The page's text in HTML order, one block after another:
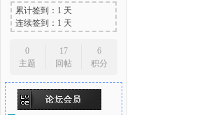
累计签到：1 天
连续签到：1 天
0
主题
17
回帖
6
积分